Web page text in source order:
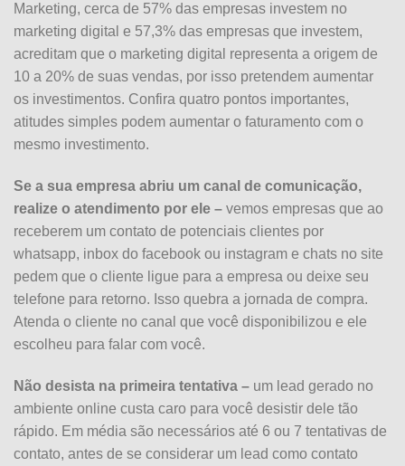
Marketing, cerca de 57% das empresas investem no
marketing digital e 57,3% das empresas que investem,
acreditam que o marketing digital representa a origem de
10 a 20% de suas vendas, por isso pretendem aumentar
os investimentos. Confira quatro pontos importantes,
atitudes simples podem aumentar o faturamento com o
mesmo investimento.
Se a sua empresa abriu um canal de comunicação,
realize o atendimento por ele – vemos empresas que ao
receberem um contato de potenciais clientes por
whatsapp, inbox do facebook ou instagram e chats no site
pedem que o cliente ligue para a empresa ou deixe seu
telefone para retorno. Isso quebra a jornada de compra.
Atenda o cliente no canal que você disponibilizou e ele
escolheu para falar com você.
Não desista na primeira tentativa – um lead gerado no
ambiente online custa caro para você desistir dele tão
rápido. Em média são necessários até 6 ou 7 tentativas de
contato, antes de se considerar um lead como contato